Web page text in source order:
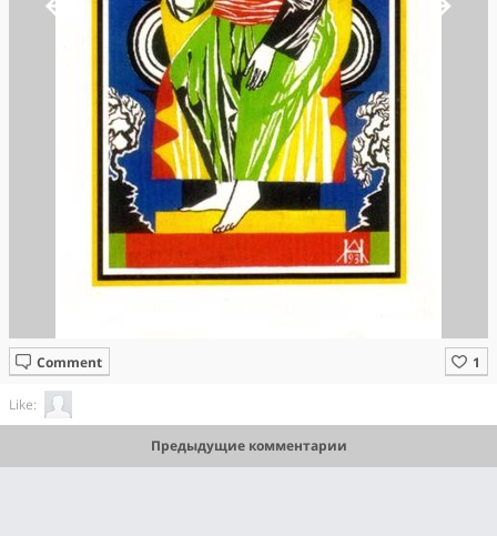
Comment
Like:
Предыдущие комментарии